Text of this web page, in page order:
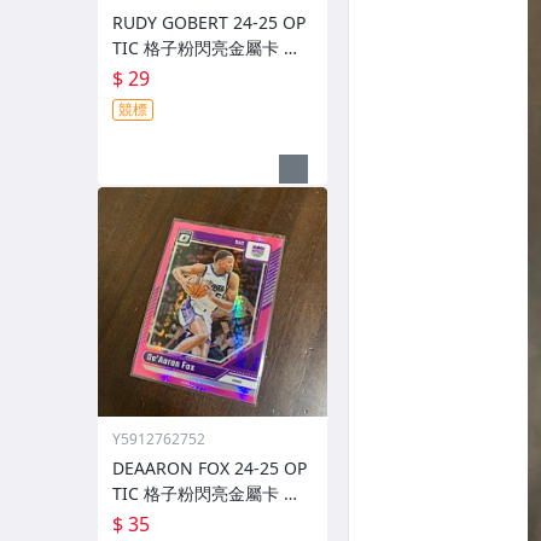
RUDY GOBERT 24-25 OP
TIC 格子粉閃亮金屬卡 編
$ 29
競標
Y5912762752
DEAARON FOX 24-25 OP
TIC 格子粉閃亮金屬卡 編
$ 35